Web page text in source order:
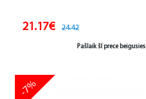
21.17€ 24.42
Pašlaik šī prece beigusies
-7%